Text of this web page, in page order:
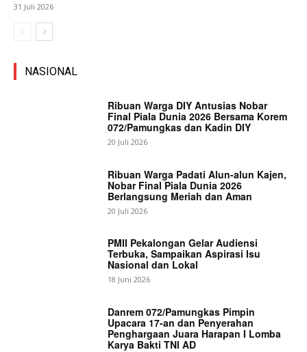
31 Juli 2026
NASIONAL
Ribuan Warga DIY Antusias Nobar
Final Piala Dunia 2026 Bersama Korem
072/Pamungkas dan Kadin DIY
20 Juli 2026
Ribuan Warga Padati Alun-alun Kajen,
Nobar Final Piala Dunia 2026
Berlangsung Meriah dan Aman
20 Juli 2026
PMII Pekalongan Gelar Audiensi
Terbuka, Sampaikan Aspirasi Isu
Nasional dan Lokal
18 Juni 2026
Danrem 072/Pamungkas Pimpin
Upacara 17-an dan Penyerahan
Penghargaan Juara Harapan I Lomba
Karya Bakti TNI AD